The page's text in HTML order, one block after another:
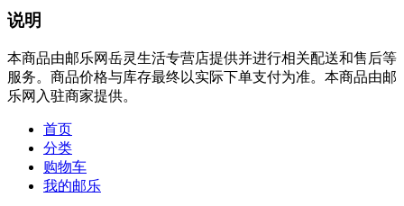
说明
本商品由邮乐网岳灵生活专营店提供并进行相关配送和售后等
服务。商品价格与库存最终以实际下单支付为准。本商品由邮
乐网入驻商家提供。
首页
分类
购物车
我的邮乐